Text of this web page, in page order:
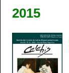
2015